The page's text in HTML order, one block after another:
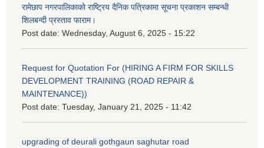
रामेछाप नगरपालिकाको राष्ट्रिय दैनिक पत्रिकामा सूचना प्रकाशन सम्बन्धी
शिलबन्दी प्रस्ताव फाराम।
Post date: Wednesday, August 6, 2025 - 15:22
Request for Quotation For (HIRING A FIRM FOR SKILLS
DEVELOPMENT TRAINING (ROAD REPAIR &
MAINTENANCE))
Post date: Tuesday, January 21, 2025 - 11:42
upgrading of deurali gothgaun saghutar road